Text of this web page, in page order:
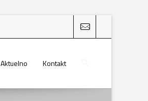
Aktuelno Kontakt